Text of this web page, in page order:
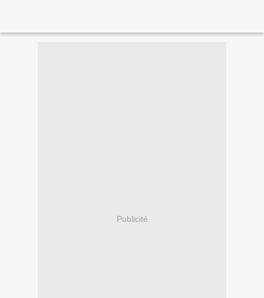
Publicité